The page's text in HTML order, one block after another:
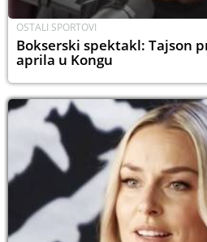
OSTALI SPORTOVI
Bokserski spektakl: Tajson
aprila u Kongu